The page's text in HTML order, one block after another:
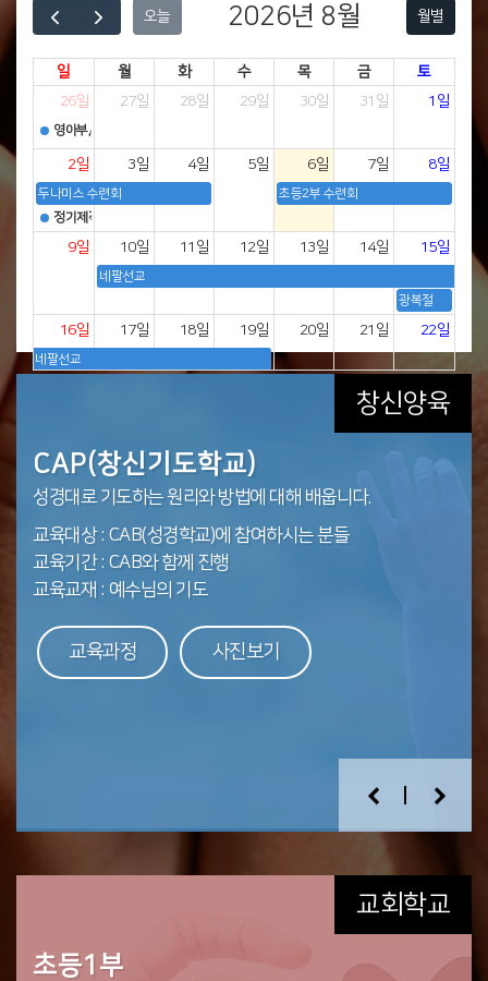
오늘 2026년 8월 월별
일 월 화 수 목 금
토
26일
영아부,유치부 성경학교
27일 28일 29일 30일 31일 1일
2일
두나미스 수련회
정기제직회
3일 4일 5일 6일
초등2부 수련회
7일 8일
9일 10일
네팔선교
11일 12일 13일 14일 15일
광복절
16일
네팔선교
17일 18일 19일 20일 21일 22일
23일 24일 25일 26일 29일
30일 31일 1일 2일 3일
창신양육
새가족부
교회에 등록하는 분들 하나님을 바르게 믿고 하나님의
자녀다운 삶을 살도록
교육하며, 창신교회를 소개하며 교회의 목표와 기준 등을
알게 합니다.
교육기간 : 10주 과정(양육1 5주, 양육2 5주)
CAB(창신성경학교)
창신교회 성도님들을 대상으로 신구약 66권을 배웁니다.
성경개관, 구절주해, 적용, 나눔으로 성도님들의 신앙생활에
말씀의 풍성한 은혜를 더하여 줍니다.
교육대상 : 창신 모든 성도
교육과정 사진보기
CAP(창신기도학교)
성경대로 기도하는 원리와 방법에 대해 배웁니다.
교육대상 : CAB(성경학교)에 참여하시는 분들
교육기간 : CAB와 함께 진행
교육교재 : 예수님의 기도
교육과정 사진보기
CAT(창신 학부모ㆍ교사 학교)
-
교육대상 : 학부모 및 교회학교 교사, 리더
교육기간 : 전후반기 10~12과정
교육과정 : 성경적 세계관(니고데모의 안경), 세가지 신자수업
교육과정 사진보기
CAE(창신전도학교)
성도의 사명인 복음전도를 배우고 익혀 전도의 생활화와
하나님 나라 확장에 힘씁니다.
교육대상: 복음전도 방법을 철저히 익히고 실제 복음전도에
헌신하고자 하는 자
교육과정 사진보기
CAM(창신선교학교)
창신교회 전 성도가 선교적 삶을 통하여 하나님 나라 비전을
실현하는 교회가 되고자 예수님의 제자, 하나님 나라
백성으로서 변화되고 사명에 헌신 할 수 있도록 반드시
수료해야 하는 과정입니다.
교육기간 : 3월(4주간)
교육과정 : 매년 주제변동
목회자 학교
한국복음화와 세계복음화를 위해 목회자에게 하나님의
말씀을 가르치고 교육합니다.
교육대상 : 국내 미래자립 목회자 및 인도 ANLMC(새생명
선교교회 총회)소속 목회자 또는 리더후보자
교육과정 사진보기
교회학교
영아부
유치부
초등1부
초등2부
두나미스(중고등부)
청년부